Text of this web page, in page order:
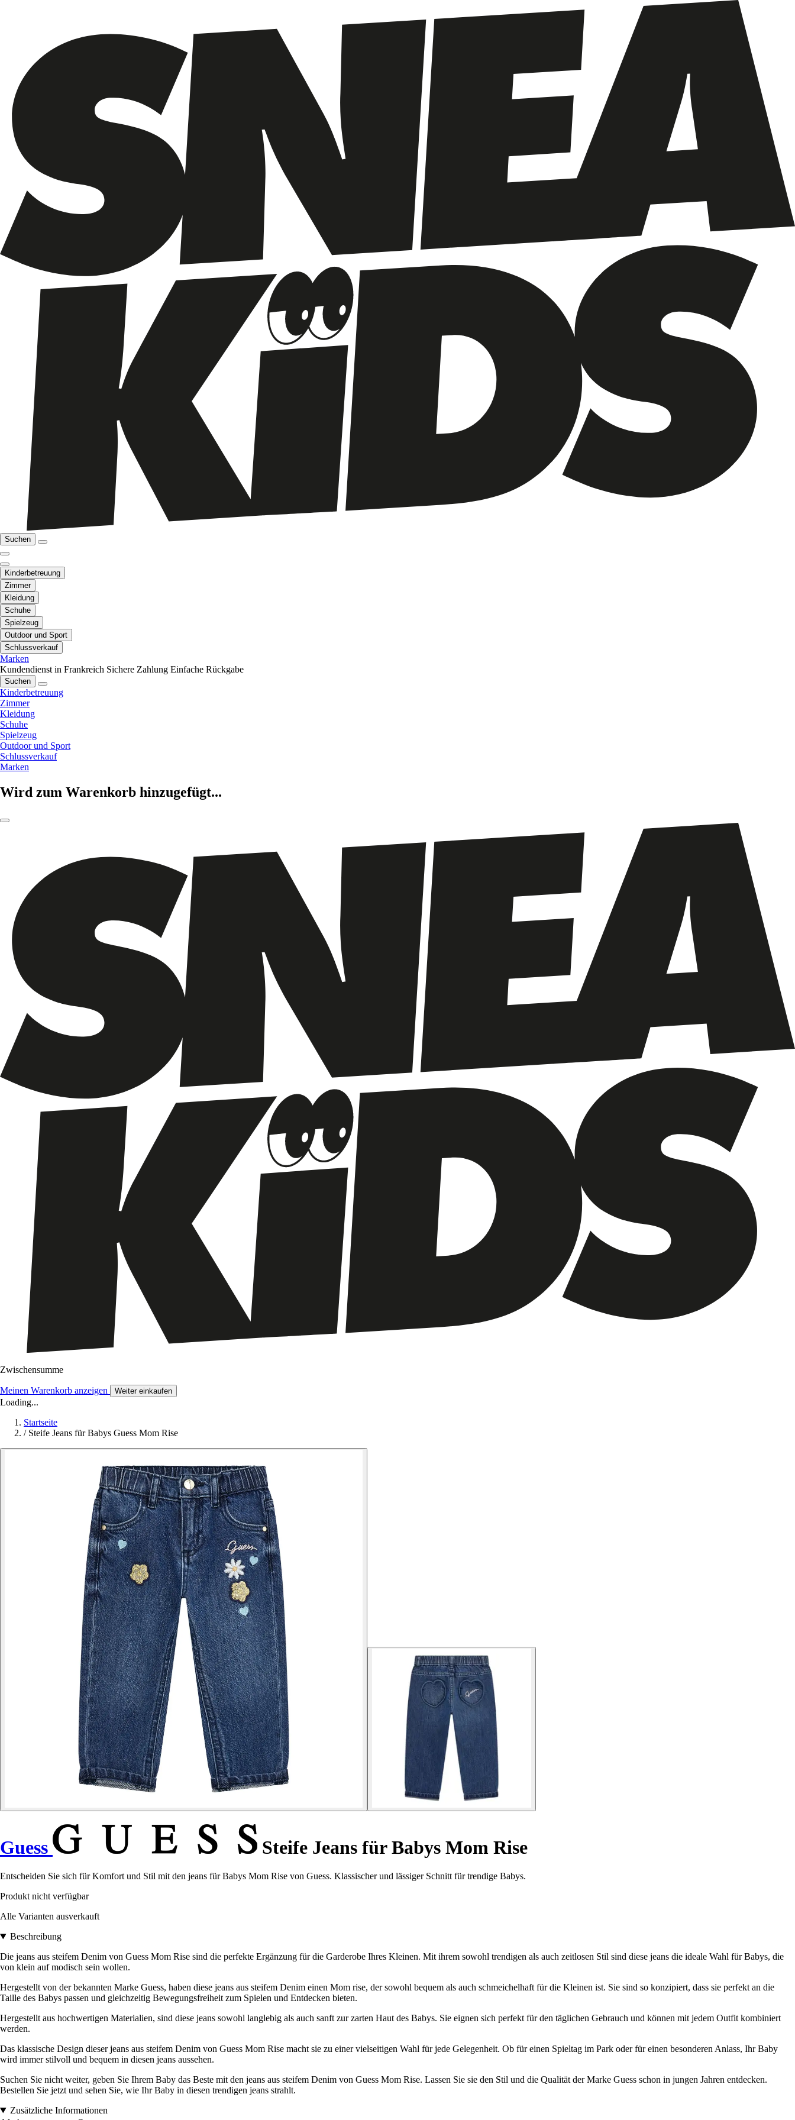
Suchen
Kinderbetreuung
Zimmer
Kleidung
Schuhe
Spielzeug
Outdoor und Sport
Schlussverkauf
Marken
Kundendienst in Frankreich Sichere Zahlung Einfache Rückgabe
Suchen
Kinderbetreuung
Zimmer
Kleidung
Schuhe
Spielzeug
Outdoor und Sport
Schlussverkauf
Marken
Wird zum Warenkorb hinzugefügt...
Zwischensumme
Meinen Warenkorb anzeigen Weiter einkaufen
Loading...
Startseite
/ Steife Jeans für Babys Guess Mom Rise
Guess Steife Jeans für Babys Mom Rise
Entscheiden Sie sich für Komfort und Stil mit den jeans für Babys Mom Rise von Guess. Klassischer und lässiger Schnitt für trendige Babys.
Produkt nicht verfügbar
Alle Varianten ausverkauft
Beschreibung
Die jeans aus steifem Denim von Guess Mom Rise sind die perfekte Ergänzung für die Garderobe Ihres Kleinen. Mit ihrem sowohl trendigen als auch zeitlosen Stil sind diese jeans die ideale Wahl für Babys, die
von klein auf modisch sein wollen.
Hergestellt von der bekannten Marke Guess, haben diese jeans aus steifem Denim einen Mom rise, der sowohl bequem als auch schmeichelhaft für die Kleinen ist. Sie sind so konzipiert, dass sie perfekt an die
Taille des Babys passen und gleichzeitig Bewegungsfreiheit zum Spielen und Entdecken bieten.
Hergestellt aus hochwertigen Materialien, sind diese jeans sowohl langlebig als auch sanft zur zarten Haut des Babys. Sie eignen sich perfekt für den täglichen Gebrauch und können mit jedem Outfit kombiniert
werden.
Das klassische Design dieser jeans aus steifem Denim von Guess Mom Rise macht sie zu einer vielseitigen Wahl für jede Gelegenheit. Ob für einen Spieltag im Park oder für einen besonderen Anlass, Ihr Baby
wird immer stilvoll und bequem in diesen jeans aussehen.
Suchen Sie nicht weiter, geben Sie Ihrem Baby das Beste mit den jeans aus steifem Denim von Guess Mom Rise. Lassen Sie sie den Stil und die Qualität der Marke Guess schon in jungen Jahren entdecken.
Bestellen Sie jetzt und sehen Sie, wie Ihr Baby in diesen trendigen jeans strahlt.
Zusätzliche Informationen